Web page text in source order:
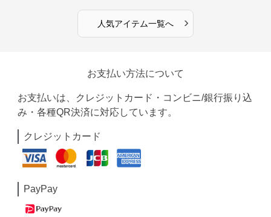
人気アイテム一覧へ ›
お支払い方法について
お支払いは、クレジットカード・コンビニ/銀行振り込
み・各種QR決済に対応しています。
クレジットカード
PayPay